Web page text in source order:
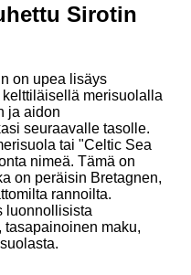
Sirotin
on upea lisäys
merisuolalla
ja aidon
seuraavalle tasolle.
tai "Celtic Sea
nimeä. Tämä on
on peräisin Bretagnen,
rannoilta.
luonnollisista
maku,